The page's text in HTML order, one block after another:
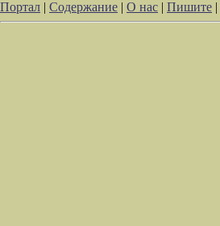
Портал | Содержание | О нас | Пишите |